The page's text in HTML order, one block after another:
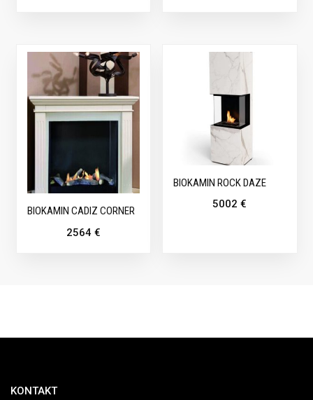
BIOKAMIN CADIZ CORNER
2564 €
BIOKAMIN ROCK DAZE
5002€
KONTAKT